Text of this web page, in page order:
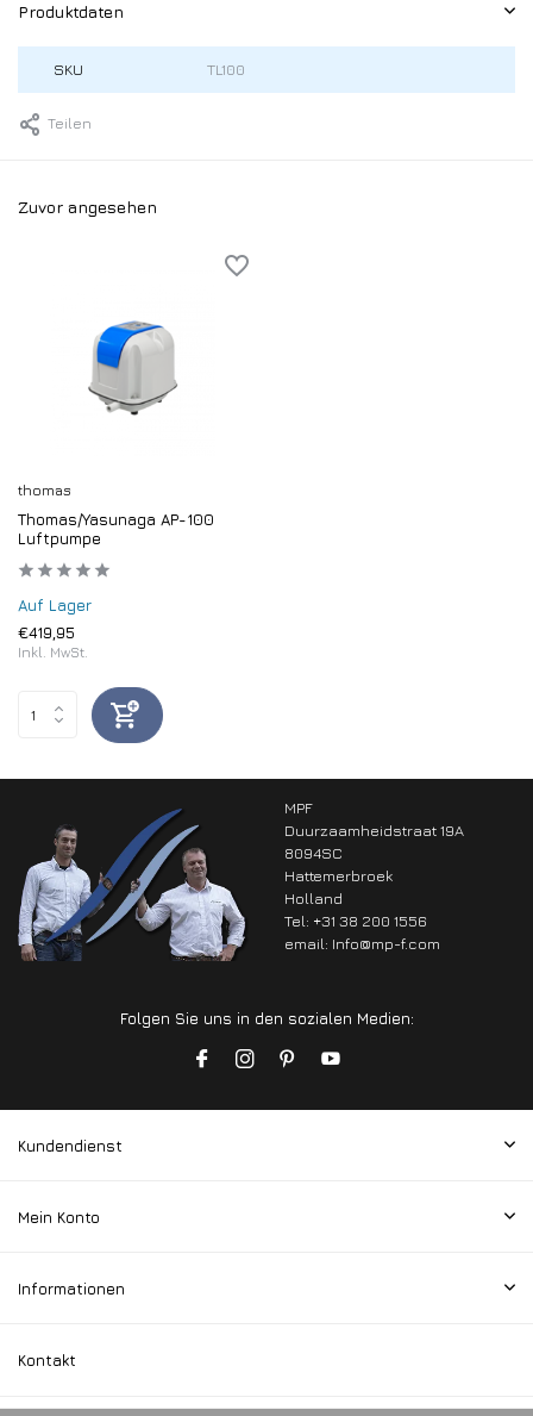
Produktdaten
SKU TL100
Teilen
Zuvor angesehen
thomas
Thomas/Yasunaga AP-100
Luftpumpe
Auf Lager
€419,95
Inkl. MwSt.
MPF
Duurzaamheidstraat 19A
8094SC
Hattemerbroek
Holland
Tel: +31 38 200 1556
email: Info@mp-f.com
Folgen Sie uns in den sozialen Medien:
Kundendienst
Mein Konto
Informationen
Kontakt